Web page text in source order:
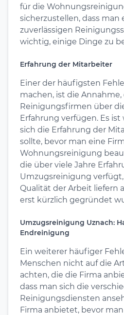
für die
sicherzustellen, dass man
zuverlässigen
wichtig, einige Dinge zu
Erfahrung der Mitarbeiter
Einer der häufigsten
machen, ist die Annahme,
Reinigungsfirmen über
Erfahrung verfügen. Es ist
sich die Erfahrung der
sollte, bevor man eine
Wohnungsreinigung
die über viele Jahre
Umzugsreinigung
Qualität der Arbeit liefern
erst kürzlich gegründet
Umzugsreinigung Uznach:
Endreinigung
Ein weiterer häufiger
Menschen nicht auf die
achten, die die Firma
dass man sich die
Reinigungsdiensten
Firma anbietet, bevor